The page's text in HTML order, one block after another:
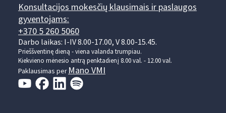
Konsultacijos mokesčių klausimais ir paslaugos
gyventojams:
+370 5 260 5060
Darbo laikas: I-IV 8.00-17.00, V 8.00-15.45.
Prieššventinę dieną - viena valanda trumpiau.
Kiekvieno mėnesio antrą penktadienį 8.00 val. - 12.00 val.
Paklausimas per Mano VMI